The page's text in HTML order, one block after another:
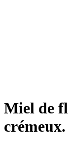
Miel de
crémeux.